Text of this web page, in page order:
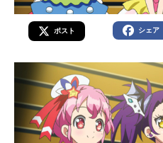
ポスト シェア